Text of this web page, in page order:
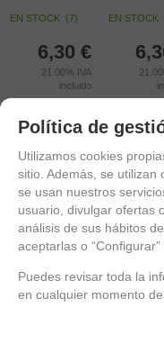
EN STOCK (7)
6,30 €
21.00% IVA
incluido
-
+
CESTA
EN STOCK
-
Política de
Utilizamos cookies
sitio. Además, se utilizan
se usan nuestros
usuario, divulgar ofertas
análisis de sus hábitos
aceptarlas o
Puedes revisar toda la
en cualquier momento